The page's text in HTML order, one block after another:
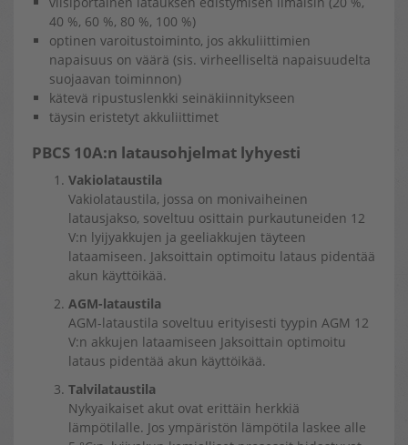
40 %, 60 %, 80 %, 100 %)
optinen varoitustoiminto, jos akkuliittimien
napaisuus on väärä (sis. virheelliseltä napaisuudelta
suojaavan toiminnon)
kätevä ripustuslenkki seinäkiinnitykseen
täysin eristetyt akkuliittimet
PBCS 10A:n latausohjelmat lyhyesti
Vakiolataustila
Vakiolataustila, jossa on monivaiheinen
latausjakso, soveltuu osittain purkautuneiden 12
V:n lyijyakkujen ja geeliakkujen täyteen
lataamiseen. Jaksoittain optimoitu lataus pidentää
akun käyttöikää.
AGM-lataustila
AGM-lataustila soveltuu erityisesti tyypin AGM 12
V:n akkujen lataamiseen Jaksoittain optimoitu
lataus pidentää akun käyttöikää.
Talvilataustila
Nykyaikaiset akut ovat erittäin herkkiä
lämpötilalle. Jos ympäristön lämpötila laskee alle